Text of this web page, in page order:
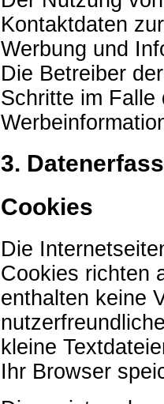
Kontaktdaten
Werbung und
Die Betreiber
Schritte im Falle
3.
Cookies
Die
Cookies richten
enthalten keine
kleine
Ihr Browser